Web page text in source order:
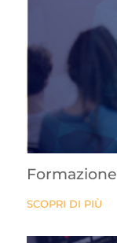
Formazione
SCOPRI DI PIÙ